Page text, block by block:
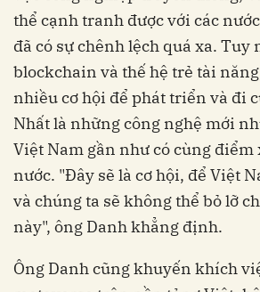
thể cạnh tranh được với các
đã có sự chênh lệch quá xa. Tuy
blockchain và thế hệ trẻ tài
nhiều cơ hội để phát triển và đi
Nhất là những công nghệ mới
Việt Nam gần như có cùng điểm
nước. "Đây sẽ là cơ hội, để Việt
và chúng ta sẽ không thể bỏ lỡ
này", ông Danh khẳng định.
Ông Danh cũng khuyến khích